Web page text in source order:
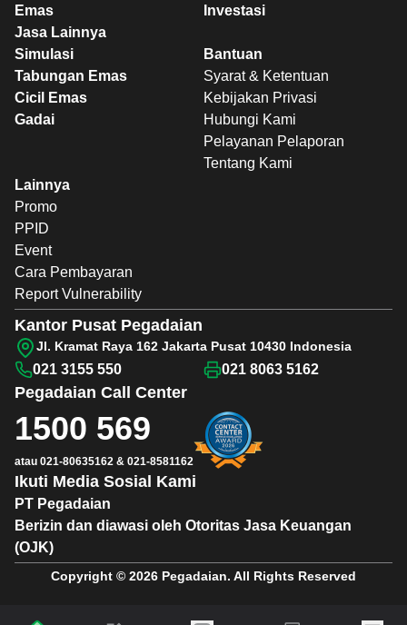
Emas
Jasa Lainnya
Investasi
Simulasi
Tabungan Emas
Cicil Emas
Gadai
Bantuan
Syarat & Ketentuan
Kebijakan Privasi
Hubungi Kami
Pelayanan Pelaporan
Tentang Kami
Lainnya
Promo
PPID
Event
Cara Pembayaran
Report Vulnerability
PT Pegadaian
Berizin dan diawasi oleh Otoritas Jasa Keuangan
(OJK)
Ikuti Media Sosial Kami
Pegadaian Call Center
1500 569
atau 021-80635162 & 021-8581162
Kantor Pusat Pegadaian
Jl. Kramat Raya 162 Jakarta Pusat 10430 Indonesia
021 3155 550 021 8063 5162
Copyright © 2026 Pegadaian. All Rights Reserved